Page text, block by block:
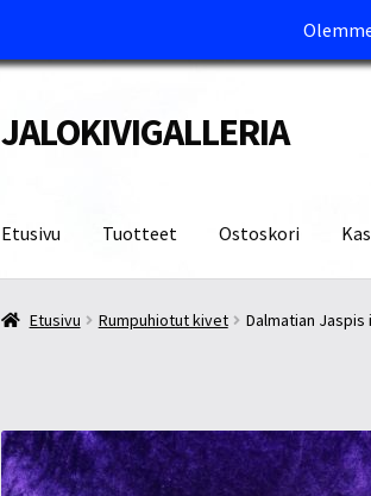
Siirry
navigointiin
Siirry
sisältöön
JALOKIVIGALLERIA
Etusivu Tuotteet Ostoskori
Etusivu Kassa Maksutavat ja Tärkeää tietää
Etusivu Rumpuhiotut kivet Dalmatian Jaspis